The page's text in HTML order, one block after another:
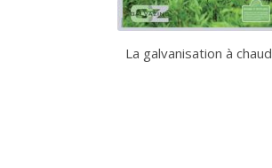
La galvanisation à chaud